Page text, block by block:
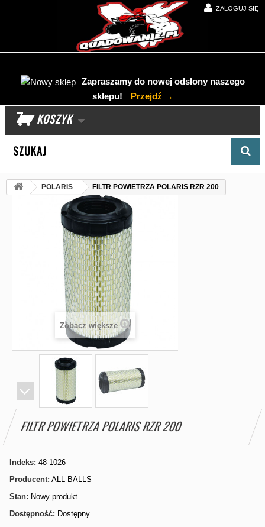
ZALOGUJ SIĘ
Zapraszamy do nowej odsłony naszego
sklepu!
Przejdź →
KOSZYK
POLARIS FILTR POWIETRZA POLARIS RZR 200
Zobacz większe
FILTR POWIETRZA POLARIS RZR 200
Indeks: 48-1026
Producent: ALL BALLS
Stan: Nowy produkt
Dostępność: Dostępny